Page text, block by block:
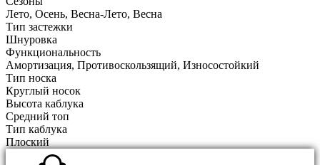
Лето, Осень, Весна-Лето, Весна
Тип застежки
Шнуровка
Функциональность
Амортизация, Противоскользящий, Износостойкий
Тип носка
Круглый носок
Высота каблука
Средний топ
Тип каблука
Плоский